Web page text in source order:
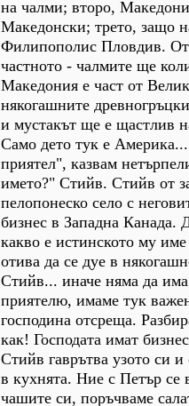
на чалми; второ,
Македонски; трето, защо
Филипополис Пловдив.
частното - чалмите ще
Македония е част от
някогашните
и мустакът ще е щастлив
Само дето тук е
приятел", казвам
името?" Стийв. Стийв от
пелопонеско село с
бизнес в Западна Канада.
какво е истинското му
отива да се дуе в
Стийв... иначе няма да
приятелю, имаме тук
господина отсреща.
как! Господата имат
Стийв гаврътва узото си и
в кухнята. Ние с Петър се
чашите си, поръчваме